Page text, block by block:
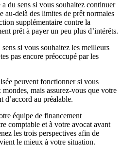
du sens si vous souhaitez continuer
au-delà des limites de prêt normales
supplémentaire contre la
prêt à payer un peu plus d’intérêts.
si vous souhaitez les meilleurs
pas encore préoccupé par les
peuvent fonctionner si vous
mais assurez-vous que votre
d’accord au préalable.
équipe de financement
comptable et à votre avocat avant
les trois perspectives afin de
le mieux à votre situation.